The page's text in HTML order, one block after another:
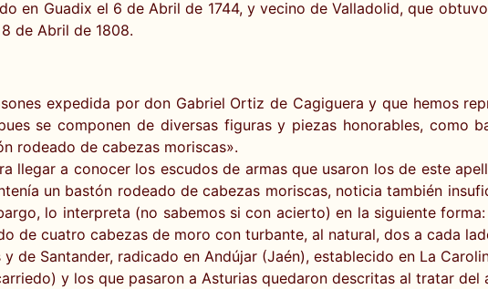
en Guadix el 6 de Abril de 1744, y vecino de Valladolid, que
de Abril de 1808.
expedida por don Gabriel Ortiz de Cagiguera y que hemos
se componen de diversas figuras y piezas honorables, como
rodeado de cabezas moriscas».
llegar a conocer los escudos de armas que usaron los de este
un bastón rodeado de cabezas moriscas, noticia también
lo interpreta (no sabemos si con acierto) en la siguiente
de cuatro cabezas de moro con turbante, al natural, dos a cada
de Santander, radicado en Andújar (Jaén), establecido en La
y los que pasaron a Asturias quedaron descritas al tratar del